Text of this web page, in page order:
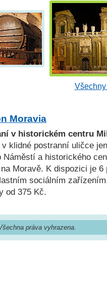
Moravia
v historickém centru
v klidné postranní uličce
Náměstí a historického
Moravě. K dispozici je 6
sociálním
od 375 Kč.
práva vyhrazena.